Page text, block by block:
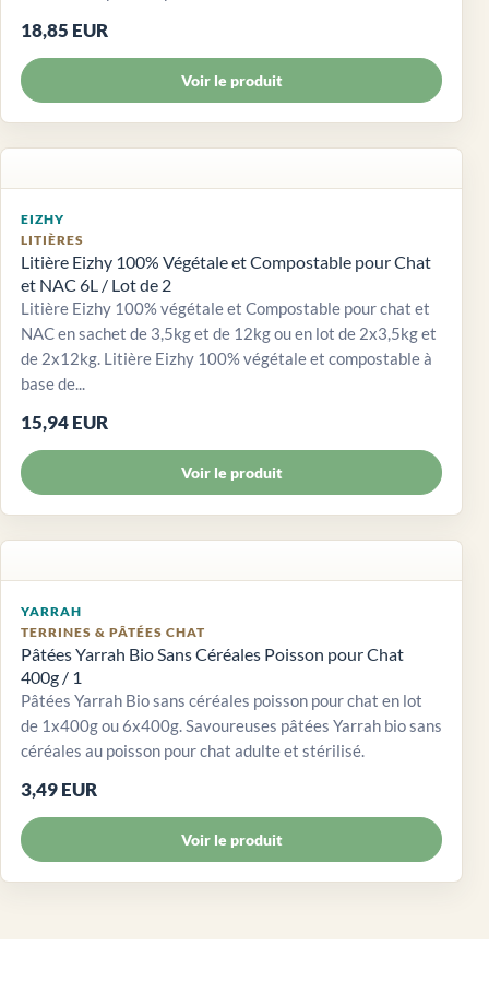
18,85 EUR
Voir le produit
EIZHY
LITIÈRES
Litière Eizhy 100% Végétale et Compostable pour Chat
et NAC 6L / Lot de 2
Litière Eizhy 100% végétale et Compostable pour chat et
NAC en sachet de 3,5kg et de 12kg ou en lot de 2x3,5kg et
de 2x12kg. Litière Eizhy 100% végétale et compostable à
base de...
15,94 EUR
Voir le produit
YARRAH
TERRINES & PÂTÉES CHAT
Pâtées Yarrah Bio Sans Céréales Poisson pour Chat
400g / 1
Pâtées Yarrah Bio sans céréales poisson pour chat en lot
de 1x400g ou 6x400g. Savoureuses pâtées Yarrah bio sans
céréales au poisson pour chat adulte et stérilisé.
3,49 EUR
Voir le produit